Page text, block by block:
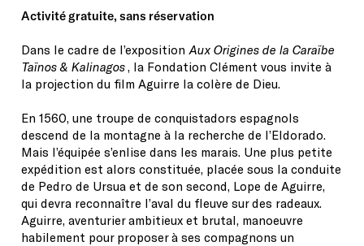
Activité gratuite, sans réservation
Dans le cadre de l’exposition Aux Origines de la Caraïbe
Taïnos & Kalinagos, la Fondation Clément vous invite à
la projection du film Aguirre la colère de Dieu.
En 1560, une troupe de conquistadors espagnols
descend de la montagne à la recherche de l’Eldorado.
Mais l’équipée s’enlise dans les marais. Une plus petite
expédition est alors constituée, placée sous la conduite
de Pedro de Ursua et de son second, Lope de Aguirre,
qui devra reconnaître l’aval du fleuve sur des radeaux.
Aguirre, aventurier ambitieux et brutal, manoeuvre
habilement pour proposer à ses compagnons un